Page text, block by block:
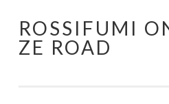
Aller
au
ROSSIFUMI
ZE ROAD